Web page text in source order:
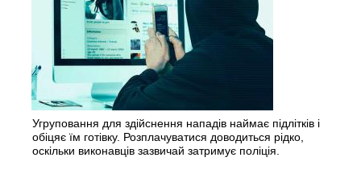
Угруповання для здійснення нападів наймає підлітків і
обіцяє їм готівку. Розплачуватися доводиться рідко,
оскільки виконавців зазвичай затримує поліція.